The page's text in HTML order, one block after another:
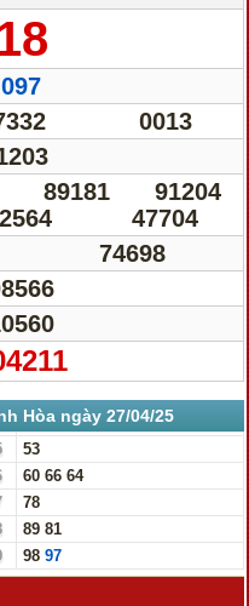
097
0013
89181
91204
47704
74698
Hòa ngày 27/04/25
53
60 66 64
78
89 81
98 97